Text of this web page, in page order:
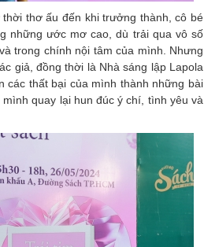
thơ ấu đến khi trưởng thành, cô bé
những ước mơ cao, dù trải qua vô số
trong chính nội tâm của mình. Nhưng
giả, đồng thời là Nhà sáng lập Lapola
các thất bại của mình thành những bài
quay lại hun đúc ý chí, tình yêu và